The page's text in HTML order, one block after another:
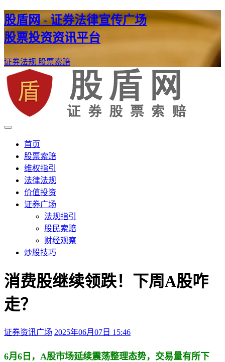
股盾网 - 证券法律宣传广场
股票投资资讯平台
证券法规 股票索赔
股盾网
证券股票维权网
首页
股票索赔
维权指引
法律法规
价值投资
证券广场
法规指引
股民索赔
财经观察
炒股技巧
消费股继续领跌！下周A股咋
走？
证券资讯广场 2025年06月07日 15:46
6月6日，A股市场延续震荡整理态势，交易量有所下